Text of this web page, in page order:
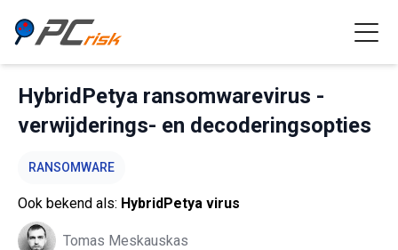
HybridPetya ransomwarevirus -
verwijderings- en decoderingsopties
RANSOMWARE
Ook bekend als: HybridPetya virus
Tomas Meskauskas